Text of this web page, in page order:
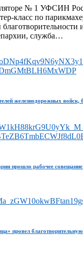
№ 1 УФСИН
класс по
служба…
железнодорожных войск,
прошло рабочее
провел